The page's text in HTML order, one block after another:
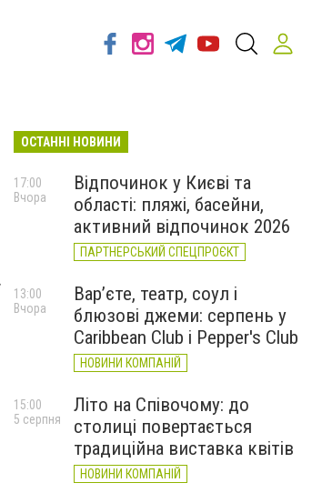
ОСТАННІ НОВИНИ
Відпочинок у Києві та
області: пляжі, басейни,
активний відпочинок 2026
ПАРТНЕРСЬКИЙ СПЕЦПРОЄКТ
17:00
Вчора
Вар’єте, театр, соул і
блюзові джеми: серпень у
Caribbean Club і Pepper's Club
НОВИНИ КОМПАНІЙ
13:00
Вчора
Літо на Співочому: до
столиці повертається
традиційна виставка квітів
НОВИНИ КОМПАНІЙ
15:00
5 серпня